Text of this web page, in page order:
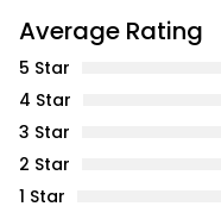
Trayek Bus Trans Batam
Average Rating
5 Star
4 Star
3 Star
2 Star
1 Star